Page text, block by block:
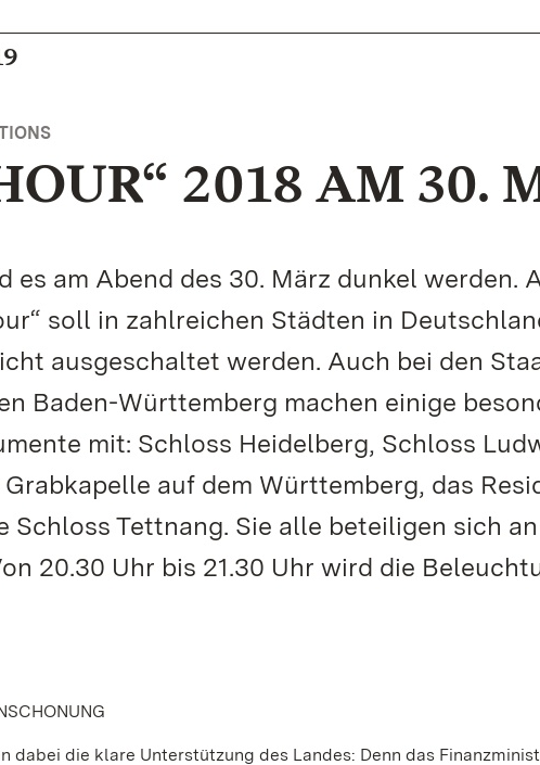
2018 AM 30.
es am Abend des 30. März dunkel werden.
soll in zahlreichen Städten in
ausgeschaltet werden. Auch bei den
Baden-Württemberg machen einige
mit: Schloss Heidelberg, Schloss
auf dem Württemberg, das
Schloss Tettnang. Sie alle beteiligen sich
20.30 Uhr bis 21.30 Uhr wird die
dabei die klare Unterstützung des Landes: Denn das